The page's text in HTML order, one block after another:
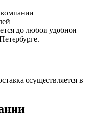
компании
до любой удобной
осуществляется в